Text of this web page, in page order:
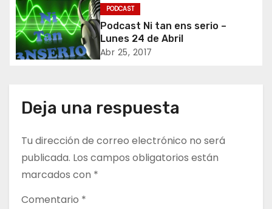
ó
n
d
e
n
t
r
PODCAST
Podcast Ni tan ens serio –
Lunes 24 de Abril
Abr 25, 2017
Deja una respuesta
Tu dirección de correo electrónico no será
publicada. Los campos obligatorios están
marcados con *
Comentario *